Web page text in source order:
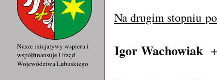
Na drugim stopniu
Igor Wachowiak
Nasze inicjatywy wspiera i
współfinansuje Urząd
Województwa Lubuskiego